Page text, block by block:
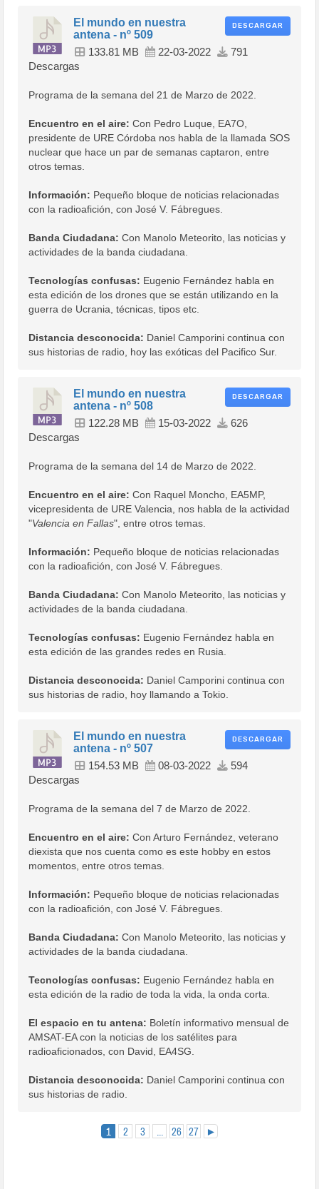
DESCARGAR
El mundo en nuestra
antena - nº 509
133.81 MB 22-03-2022
791
Descargas
Programa de la semana del 21 de Marzo de 2022.
Encuentro en el aire: Con Pedro Luque, EA7O,
presidente de URE Córdoba nos habla de la llamada SOS
nuclear que hace un par de semanas captaron, entre
otros temas.
Información: Pequeño bloque de noticias relacionadas
con la radioafición, con José V. Fábregues.
Banda Ciudadana: Con Manolo Meteorito, las noticias y
actividades de la banda ciudadana.
Tecnologías confusas: Eugenio Fernández habla en
esta edición de los drones que se están utilizando en la
guerra de Ucrania, técnicas, tipos etc.
Distancia desconocida: Daniel Camporini continua con
sus historias de radio, hoy las exóticas del Pacifico Sur.
DESCARGAR
El mundo en nuestra
antena - nº 508
122.28 MB 15-03-2022
626
Descargas
Programa de la semana del 14 de Marzo de 2022.
Encuentro en el aire: Con Raquel Moncho, EA5MP,
vicepresidenta de URE Valencia, nos habla de la actividad
"Valencia en Fallas", entre otros temas.
Información: Pequeño bloque de noticias relacionadas
con la radioafición, con José V. Fábregues.
Banda Ciudadana: Con Manolo Meteorito, las noticias y
actividades de la banda ciudadana.
Tecnologías confusas: Eugenio Fernández habla en
esta edición de las grandes redes en Rusia.
Distancia desconocida: Daniel Camporini continua con
sus historias de radio, hoy llamando a Tokio.
DESCARGAR
El mundo en nuestra
antena - nº 507
154.53 MB 08-03-2022
594
Descargas
Programa de la semana del 7 de Marzo de 2022.
Encuentro en el aire: Con Arturo Fernández, veterano
diexista que nos cuenta como es este hobby en estos
momentos, entre otros temas.
Información: Pequeño bloque de noticias relacionadas
con la radioafición, con José V. Fábregues.
Banda Ciudadana: Con Manolo Meteorito, las noticias y
actividades de la banda ciudadana.
Tecnologías confusas: Eugenio Fernández habla en
esta edición de la radio de toda la vida, la onda corta.
El espacio en tu antena: Boletín informativo mensual de
AMSAT-EA con la noticias de los satélites para
radioaficionados, con David, EA4SG.
Distancia desconocida: Daniel Camporini continua con
sus historias de radio.
1 2 3 ... 26 27 ►